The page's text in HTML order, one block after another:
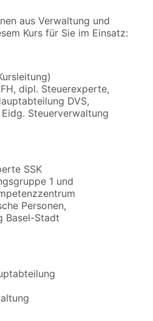
aus Verwaltung und
Kurs für Sie im Einsatz:
dipl. Steuerexperte,
DVS,
Steuerverwaltung
SSK
1 und
Personen,
Basel-Stadt